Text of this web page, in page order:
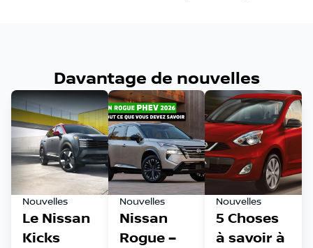
Davantage de nouvelles
Nouvelles
Le Nissan
Kicks
Nouvelles
Nissan
Rogue –
Nouvelles
5 Choses
à savoir à